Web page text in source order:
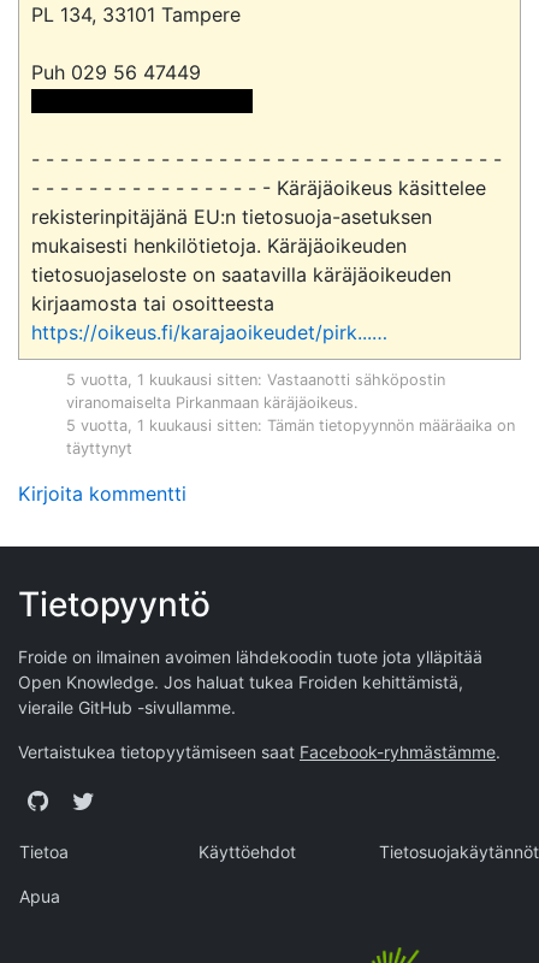
PL 134, 33101 Tampere
- - - - - - - - - - - - - - - - - - - - - - - - - - - - - - - - -
- - - - - - - - - - - - - - - - - Käräjäoikeus käsittelee
rekisterinpitäjänä EU:n tietosuoja-asetuksen
mukaisesti henkilötietoja. Käräjäoikeuden
tietosuojaseloste on saatavilla käräjäoikeuden
https://oikeus.fi/karajaoikeudet/pirk...…
5 vuotta, 1 kuukausi sitten: Vastaanotti sähköpostin
viranomaiselta Pirkanmaan käräjäoikeus.
5 vuotta, 1 kuukausi sitten: Tämän tietopyynnön määräaika on
täyttynyt
Kirjoita kommentti
Tietopyyntö
Froide on ilmainen avoimen lähdekoodin tuote jota ylläpitää
Open Knowledge. Jos haluat tukea Froiden kehittämistä,
vieraile GitHub -sivullamme.
Vertaistukea tietopyytämiseen saat Facebook-ryhmästämme.
GitHubTwitter
Tietoa Käyttöehdot Tietosuojakäytännöt
Apua